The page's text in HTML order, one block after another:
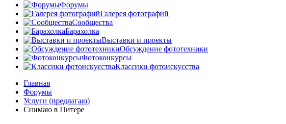
Форумы
Галерея фотографий
Сообщества
Барахолка
Выставки и проекты
Обсуждение фототехники
Фотоконкурсы
Классики фотоискусства
Главная
Форумы
Услуги (предлагаю)
Снимаю в Питере